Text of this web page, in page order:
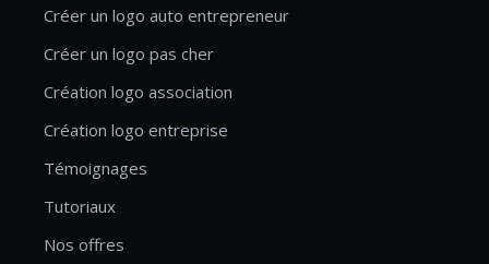
Créer un logo auto entrepreneur
Créer un logo pas cher
Création logo association
Création logo entreprise
Témoignages
Tutoriaux
Nos offres